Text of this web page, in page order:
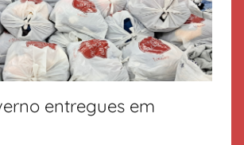
l
v
a
ç
ã
entregues em